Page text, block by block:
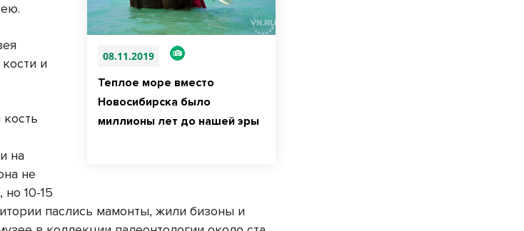
08.11.2019
Теплое море вместо
Новосибирска было
миллионы лет до нашей эры
и
на
не
10-15
паслись мамонты, жили бизоны и